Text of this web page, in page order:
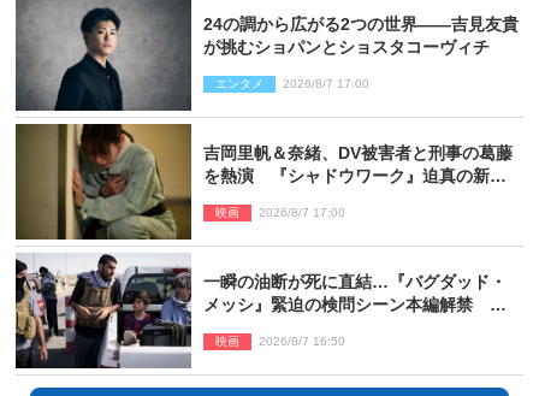
24の調から広がる2つの世界――吉見友貴
が挑むショパンとショスタコーヴィチ
エンタメ 2026/8/7 17:00
吉岡里帆＆奈緒、DV被害者と刑事の葛藤
を熱演 『シャドウワーク』迫真の新場
映画 2026/8/7 17:00
一瞬の油断が死に直結…『バグダッド・
メッシ』緊迫の検問シーン本編解禁 監
映画 2026/8/7 16:50